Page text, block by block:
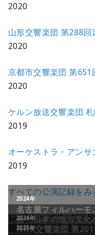
2020
山形交響楽団 第288回
2020
京都市交響楽団 第651
2020
ケルン放送交響楽団
2019
オーケストラ・アン
2019
すべての公演記録をみ
レビュー／コメン